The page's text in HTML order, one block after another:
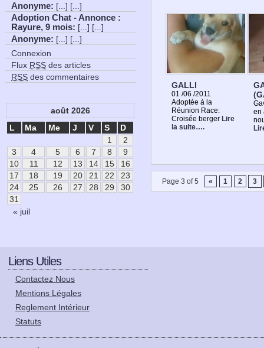
GALLI
01 /06 /2011
Adoptée à la
Réunion Race:
Croisée berger Lire
la suite….
en
Page 3 of 5 « 1 2 3
Anonyme: [...] [...]
Adoption Chat - Annonce :
Rayure, 9 mois: [...] [...]
Anonyme: [...] [...]
Connexion
Flux RSS des articles
RSS des commentaires
août 2026
L
Ma Me J V S D
« juil
1
2
3
4 5 6 7 8
9
10
11 12 13 14 15
16
17
18 19 20 21 22
23
24
25 26 27 28 29
30
31
Liens Utiles
Contactez Nous
Mentions Légales
Reglement Intérieur
Statuts